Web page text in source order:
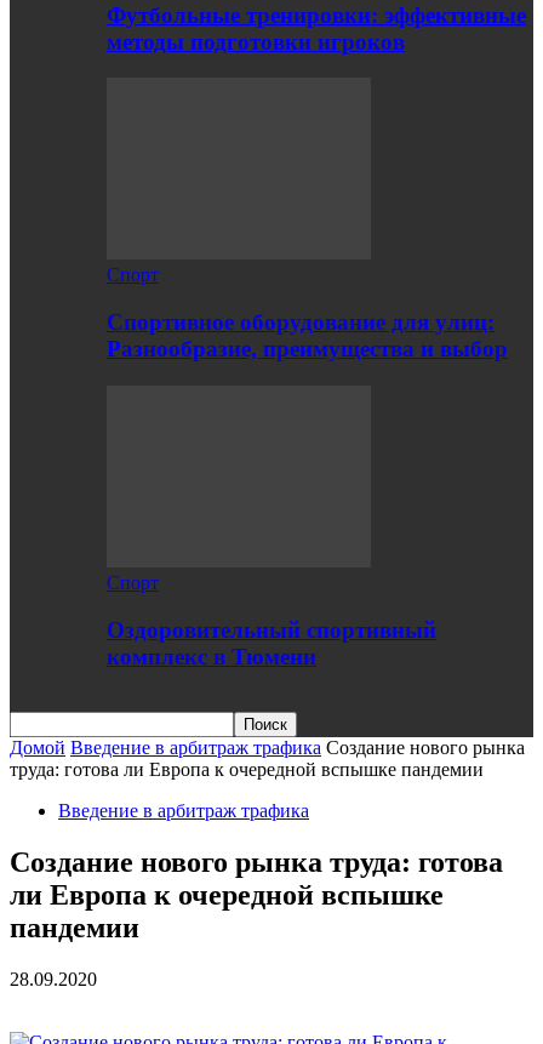
Футбольные тренировки: эффективные
методы подготовки игроков
Спорт
Спортивное оборудование для улиц:
Разнообразие, преимущества и выбор
Спорт
Оздоровительный спортивный
комплекс в Тюмени
Домой Введение в арбитраж трафика Создание нового рынка
труда: готова ли Европа к очередной вспышке пандемии
Введение в арбитраж трафика
Создание нового рынка труда: готова
ли Европа к очередной вспышке
пандемии
28.09.2020